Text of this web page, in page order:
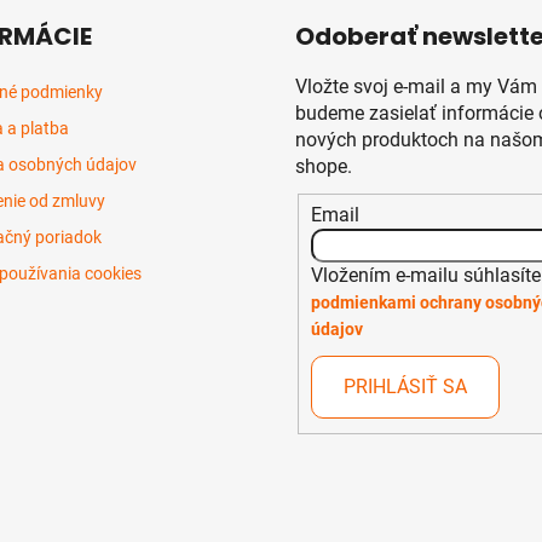
podmienky
a platba
osobných údajov
od zmluvy
poriadok
cookies
Odoberať
Vložte svoj e-mail a my Vám
budeme zasielať informácie
nových produktoch na
shope.
Email
Vložením e-mailu
podmienkami ochrany
údajov
PRIHLÁSIŤ SA